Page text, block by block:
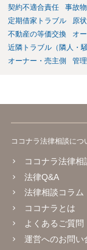
契約不適合責任
事故
定期借家トラブル
原
不動産の等価交換
オ
近隣トラブル（隣人・
オーナー・売主側
管
ココナラ法律相談につ
ココナラ法律相
法律Q&A
法律相談コラム
ココナラとは
よくあるご質問
運営へのお問い